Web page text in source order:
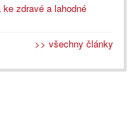
zdravé a lahodné
>> všechny články